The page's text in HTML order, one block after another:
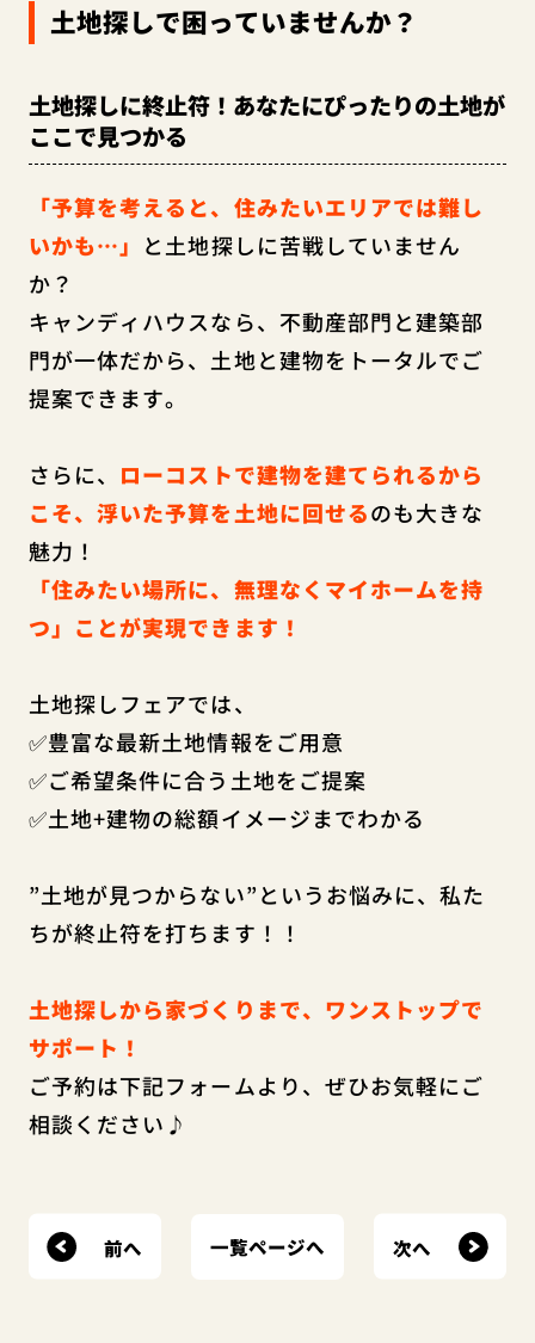
土地探しで困っていませんか？
土地探しに終止符！あなたにぴったりの土地が
ここで見つかる
「予算を考えると、住みたいエリアでは難し
いかも…」 と土地探しに苦戦していません
か？
キャンディハウスなら、不動産部門と建築部
門が一体だから、土地と建物をトータルでご
提案できます。
さらに、 ローコストで建物を建てられるから
こそ、浮いた予算を土地に回せるのも大きな
魅力！
「住みたい場所に、無理なくマイホームを持
つ」ことが実現できます！
土地探しフェアでは、
✅豊富な最新土地情報をご用意
✅ご希望条件に合う土地をご提案
✅土地+建物の総額イメージまでわかる
”土地が見つからない”というお悩みに、私た
ちが終止符を打ちます！！
土地探しから家づくりまで、ワンストップで
サポート！
ご予約は下記フォームより、ぜひお気軽にご
相談ください♪
前へ 一覧ページへ 次へ